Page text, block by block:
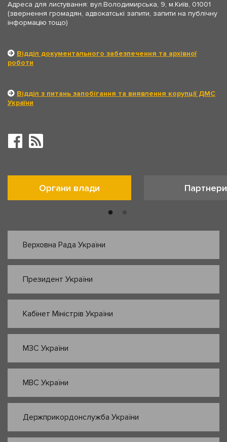
Адреса для листування: вул.Володимирська, 9, м.Київ, 01001
(звернення громадян, адвокатські запити, запити на публічну
інформацію тощо)
Відділ документального забезпечення та архівної
роботи
Відділ з питань запобігання та виявлення корупції ДМС
України
Органи влади Партнери
Верховна Рада України
Президент України
Кабінет Міністрів України
МЗС України
МВС України
Держприкордонслужба України